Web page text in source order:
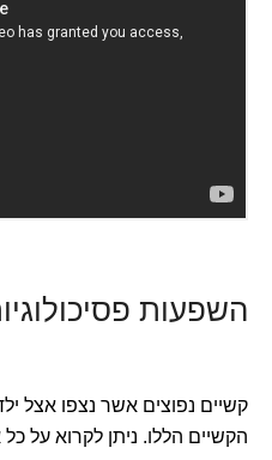
השפעות
קשיים נפוצים אשר נצפו אצל
הקשיים הללו. ניתן לקרוא על